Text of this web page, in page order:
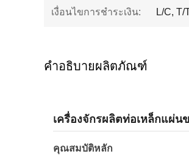
เงื่อนไขการชำระเงิน: L/C, T/
คำอธิบายผลิตภัณฑ์
เครื่องจักรผลิตท่อเหล็กแผ่น
คุณสมบัติหลัก